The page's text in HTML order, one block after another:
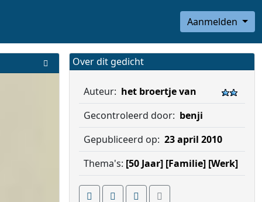
Aanmelden
Over dit gedicht
Auteur: het broertje van
Gecontroleerd door: benji
Gepubliceerd op: 23 april 2010
Thema's: [50 Jaar] [Familie] [Werk]